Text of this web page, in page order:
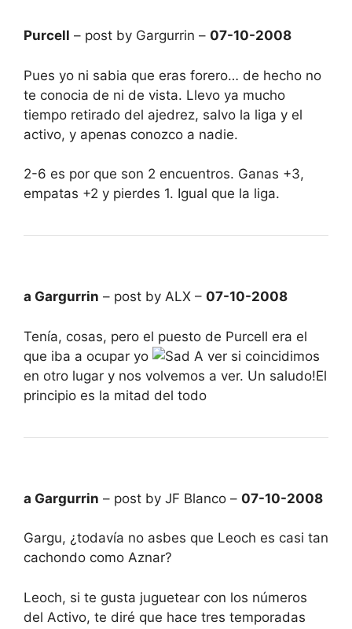
Purcell – post by Gargurrin – 07-10-2008
Pues yo ni sabia que eras forero… de hecho no
te conocia de ni de vista. Llevo ya mucho
tiempo retirado del ajedrez, salvo la liga y el
activo, y apenas conozco a nadie.
2-6 es por que son 2 encuentros. Ganas +3,
empatas +2 y pierdes 1. Igual que la liga.
a Gargurrin – post by ALX – 07-10-2008
Tenía, cosas, pero el puesto de Purcell era el
que iba a ocupar yo
A ver si coincidimos
en otro lugar y nos volvemos a ver. Un saludo!El
principio es la mitad del todo
a Gargurrin – post by JF Blanco – 07-10-2008
Gargu, ¿todavía no asbes que Leoch es casi tan
cachondo como Aznar?
Leoch, si te gusta juguetear con los números
del Activo, te diré que hace tres temporadas